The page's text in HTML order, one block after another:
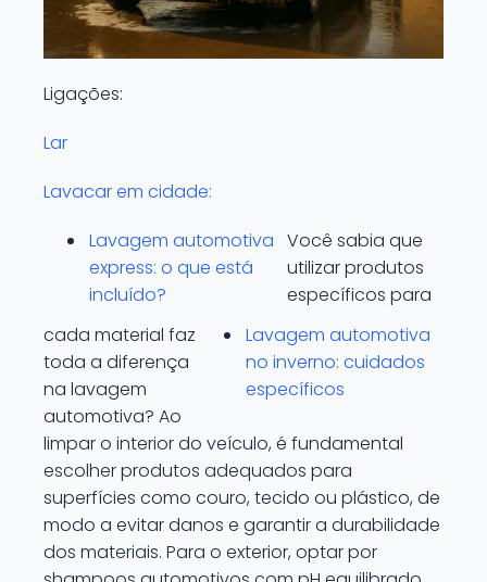
Ligações:
Lar
Lavacar em cidade:
Lavagem automotiva
express: o que está
incluído?
Lavagem automotiva
no inverno: cuidados
específicos
Você sabia que
utilizar produtos
específicos para
cada material faz
toda a diferença
na lavagem
automotiva? Ao
limpar o interior do veículo, é fundamental
escolher produtos adequados para
superfícies como couro, tecido ou plástico, de
modo a evitar danos e garantir a durabilidade
dos materiais. Para o exterior, optar por